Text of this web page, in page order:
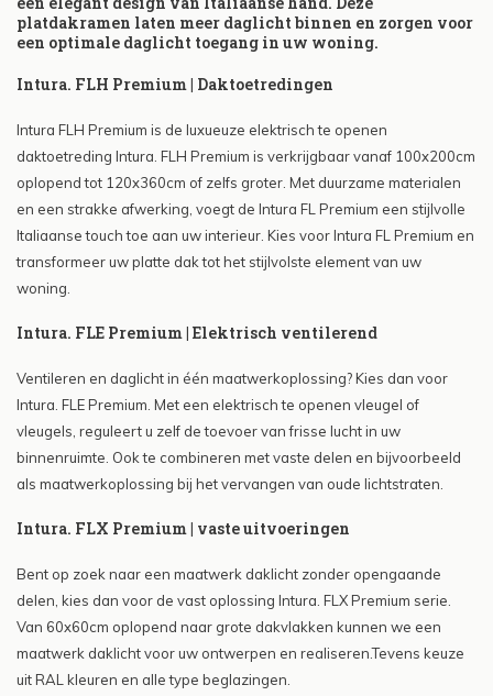
platdakramen laten meer daglicht binnen en zorgen voor
een optimale daglicht toegang in uw woning.
Intura. FLH Premium | Daktoetredingen
Intura FLH Premium is de luxueuze elektrisch te openen
daktoetreding Intura. FLH Premium is verkrijgbaar vanaf 100x200cm
oplopend tot 120x360cm of zelfs groter. Met duurzame materialen
en een strakke afwerking, voegt de Intura FL Premium een stijlvolle
Italiaanse touch toe aan uw interieur. Kies voor Intura FL Premium en
transformeer uw platte dak tot het stijlvolste element van uw
woning.
Intura. FLE Premium | Elektrisch ventilerend
Ventileren en daglicht in één maatwerkoplossing? Kies dan voor
Intura. FLE Premium. Met een elektrisch te openen vleugel of
vleugels, reguleert u zelf de toevoer van frisse lucht in uw
binnenruimte. Ook te combineren met vaste delen en bijvoorbeeld
als maatwerkoplossing bij het vervangen van oude lichtstraten.
Intura. FLX Premium | vaste uitvoeringen
Bent op zoek naar een maatwerk daklicht zonder opengaande
delen, kies dan voor de vast oplossing Intura. FLX Premium serie.
Van 60x60cm oplopend naar grote dakvlakken kunnen we een
maatwerk daklicht voor uw ontwerpen en realiseren.Tevens keuze
uit RAL kleuren en alle type beglazingen.